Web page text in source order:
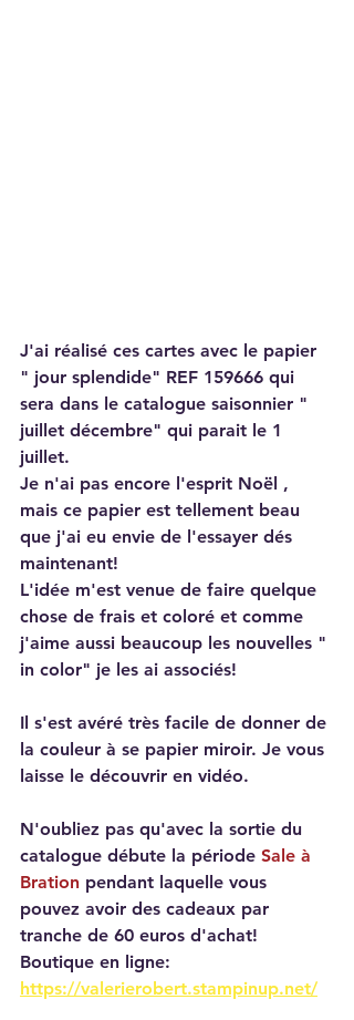
J'ai réalisé ces cartes avec le papier
" jour splendide" REF 159666 qui
sera dans le catalogue saisonnier "
juillet décembre" qui parait le 1
juillet.
Je n'ai pas encore l'esprit Noël ,
mais ce papier est tellement beau
que j'ai eu envie de l'essayer dés
maintenant!
L'idée m'est venue de faire quelque
chose de frais et coloré et comme
j'aime aussi beaucoup les nouvelles "
in color" je les ai associés!
Il s'est avéré très facile de donner de
la couleur à se papier miroir. Je vous
laisse le découvrir en vidéo.
N'oubliez pas qu'avec la sortie du
catalogue débute la période Sale à
Bration pendant laquelle vous
pouvez avoir des cadeaux par
tranche de 60 euros d'achat!
Boutique en ligne:
https://valerierobert.stampinup.net/